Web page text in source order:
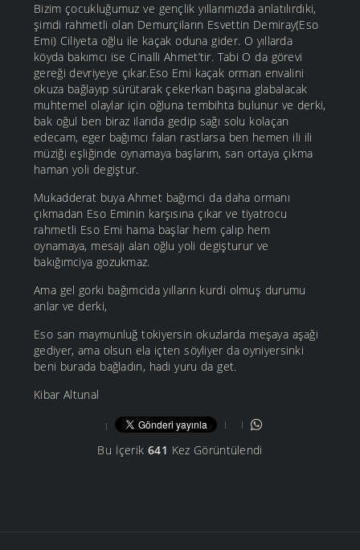
Bizim çocukluğumuz ve gençlik yıllarımızda anlatılırdıki,
şimdi rahmetli olan Demurçiların Esvettin Demiray(Eso
Emi) Ciliyeta oğlu ile kaçak oduna gider. O yıllarda
köyda bakımcı ise Cinalli Ahmet’tir. Tabi O da görevi
gereği devriyeye çıkar.Eso Emi kaçak orman envalini
okuza bağlayıp sürütarak çekerkan başına glabalacak
muhtemel olaylar için oğluna tembihta bulunur ve derki,
bak oğul ben biraz ilarıda gedip sağı solu kolaçan
edecam, eger bağımcı falan rastlarsa ben hemen ili ili
müziği eşliğinde oynamaya başlarım, san ortaya çıkma
haman yoli degiştur.
Mukadderat buya Ahmet bağımci da daha ormanı
çıkmadan Eso Eminin karşısına çıkar ve tiyatrocu
rahmetli Eso Emi hama başlar hem çalıp hem
oynamaya, mesajı alan oğlu yoli degişturur ve
bakığımciya gozukmaz.
Ama gel gorki bağımcida yılların kurdi olmuş durumu
anlar ve derki,
Eso san maymunluğ tokiyersin okuzlarda meşaya aşaği
gediyer, ama olsun ela içten söyliyer da oyniyersinki
beni burada bağladın, hadi yuru da get.
Kibar Altunal
Bu İçerik 641 Kez Görüntülendi